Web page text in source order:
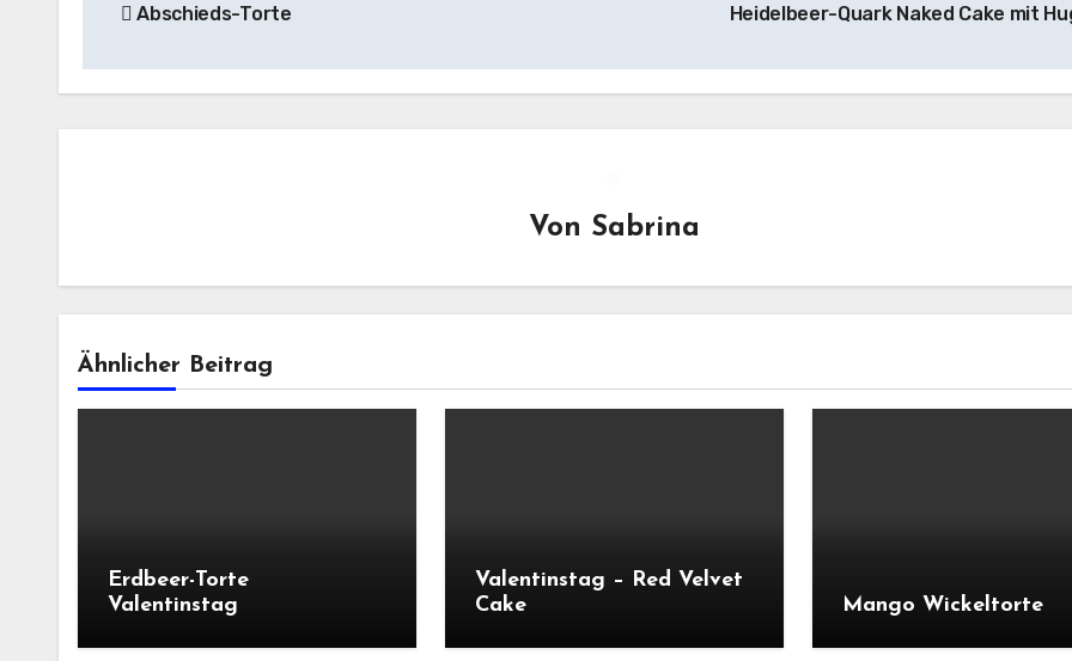
Abschieds-Torte Heidelbeer-Quark Naked Cake mit
Von Sabrina
Ähnlicher Beitrag
Erdbeer-Torte
Valentinstag
Valentinstag – Red Velvet
Cake
Mango Wickeltorte